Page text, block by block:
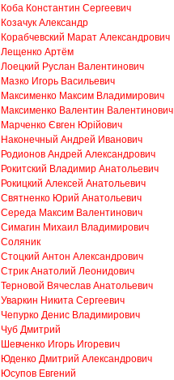
Коба Константин Сергеевич
Козачук Александр
Корабчевский Марат Александрович
Лещенко Артём
Лоецкий Руслан Валентинович
Мазко Игорь Васильевич
Максименко Максим Владимирович
Максименко Валентин Валентинович
Марченко Євген Юрійович
Наконечный Андрей Иванович
Родионов Андрей Александрович
Рокитский Владимир Анатольевич
Рокицкий Алексей Анатольевич
Святненко Юрий Анатольевич
Середа Максим Валентинович
Симагин Михаил Владимирович
Соляник
Стоцкий Антон Александрович
Стрик Анатолий Леонидович
Терновой Вячеслав Анатольевич
Уваркин Никита Сергеевич
Чепурко Денис Владимирович
Чуб Дмитрий
Шевченко Игорь Игоревич
Юденко Дмитрий Александрович
Юсупов Евгений